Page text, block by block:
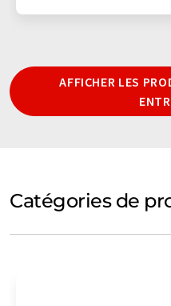
AFFICHER LES
Catégories de